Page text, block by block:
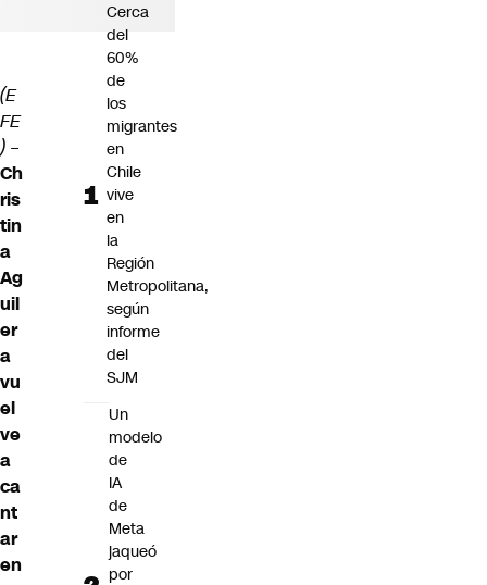
(E
FE
) –
Ch
ris
tin
a
Ag
uil
er
a
vu
el
ve
a
ca
nt
ar
en
Cerca
del
60%
de
los
migrantes
en
Chile
vive
en
la
Región
Metropolitana,
según
informe
del
SJM
Un
modelo
de
IA
de
Meta
jaqueó
por